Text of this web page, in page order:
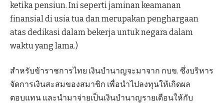
ketika pensiun. Ini seperti jaminan keamanan
finansial di usia tua dan merupakan penghargaan
atas dedikasi dalam bekerja untuk negara dalam
waktu yang lama.)
สำหรับข้าราชการไทย เงินบำนาญจะมาจาก กบข. ซึ่งบริหาร
จัดการเงินสะสมของสมาชิก เพื่อนำไปลงทุนให้เกิดผล
ตอบแทน และนำมาจ่ายเป็นเงินบำนาญรายเดือนให้กับ